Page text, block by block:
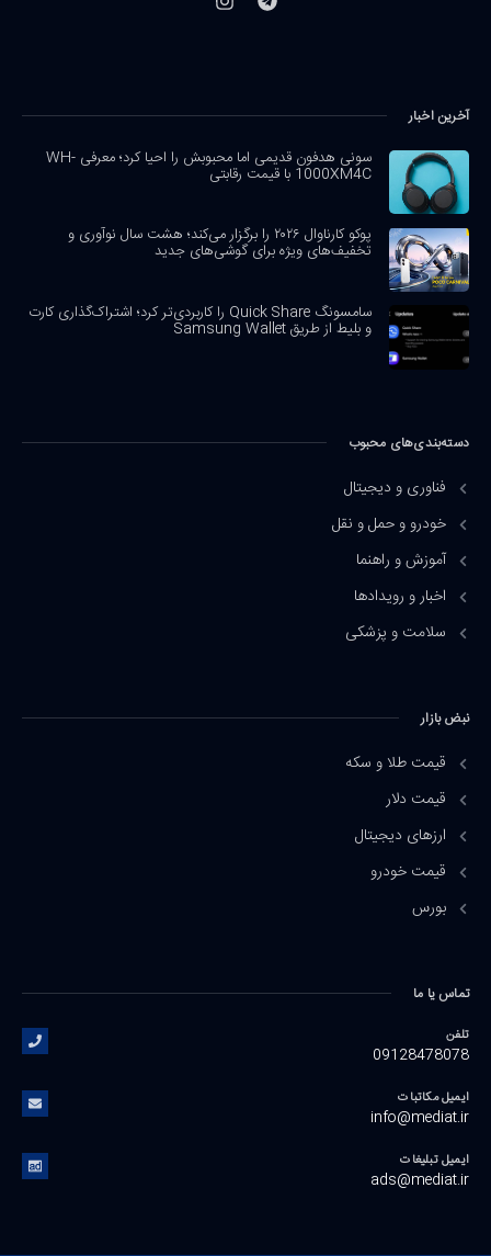
آخرین اخبار
سونی هدفون قدیمی اما محبوبش را احیا کرد؛ معرفی WH-
1000XM4C با قیمت رقابتی
پوکو کارناوال ۲۰۲۶ را برگزار می‌کند؛ هشت سال نوآوری و
تخفیف‌های ویژه برای گوشی‌های جدید
سامسونگ Quick Share را کاربردی‌تر کرد؛ اشتراک‌گذاری کارت
و بلیط از طریق Samsung Wallet
دسته‌بندی‌های محبوب
فناوری و دیجیتال
خودرو و حمل و نقل
آموزش و راهنما
اخبار و رویدادها
سلامت و پزشکی
نبض بازار
قیمت طلا و سکه
قیمت دلار
ارزهای دیجیتال
قیمت خودرو
بورس
تماس یا ما
تلفن
09128478078
ایمیل مکاتبات
info@mediat.ir
ایمیل تبلیغات
ads@mediat.ir